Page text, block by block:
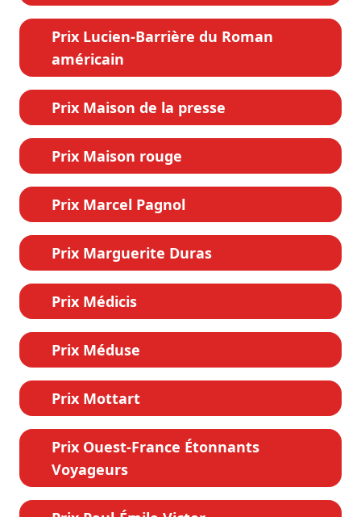
Prix Lucien-Barrière du Roman
américain
Prix Maison de la presse
Prix Maison rouge
Prix Marcel Pagnol
Prix Marguerite Duras
Prix Médicis
Prix Méduse
Prix Mottart
Prix Ouest-France Étonnants
Voyageurs